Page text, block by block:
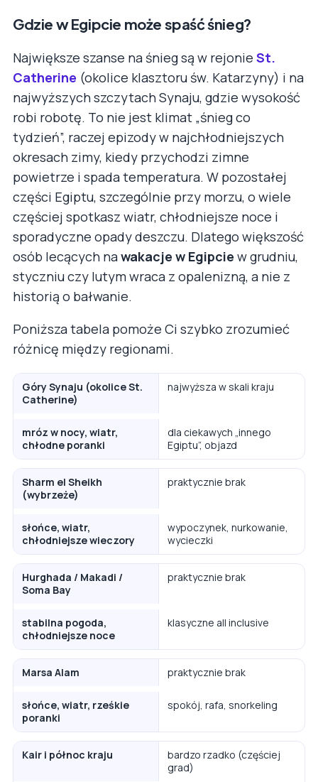
Gdzie w Egipcie może spaść śnieg?
Największe szanse na śnieg są w rejonie St.
Catherine (okolice klasztoru św. Katarzyny) i na
najwyższych szczytach Synaju, gdzie wysokość
robi robotę. To nie jest klimat „śnieg co
tydzień”, raczej epizody w najchłodniejszych
okresach zimy, kiedy przychodzi zimne
powietrze i spada temperatura. W pozostałej
części Egiptu, szczególnie przy morzu, o wiele
częściej spotkasz wiatr, chłodniejsze noce i
sporadyczne opady deszczu. Dlatego większość
osób lecących nawakacje w Egipcie w grudniu,
styczniu czy lutym wraca z opalenizną, a nie z
historią o bałwanie.
Poniższa tabela pomoże Ci szybko zrozumieć
różnicę między regionami.
Góry Synaju (okolice St.
Catherine)
najwyższa w skali kraju
mróz w nocy, wiatr,
chłodne poranki
dla ciekawych „innego
Egiptu”, objazd
Sharm el Sheikh
(wybrzeże)
praktycznie brak
słońce, wiatr,
chłodniejsze wieczory
wypoczynek, nurkowanie,
wycieczki
Hurghada / Makadi /
Soma Bay
praktycznie brak
stabilna pogoda,
chłodniejsze noce
klasyczne all inclusive
Marsa Alam praktycznie brak
słońce, wiatr, rześkie
poranki
spokój, rafa, snorkeling
Kair i północ kraju
bardzo rzadko (częściej
grad)